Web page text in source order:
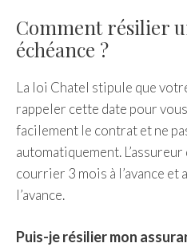
Comment résilier
échéance ?
La loi Chatel stipule que
rappeler cette date pour
facilement le contrat et ne
automatiquement.
courrier 3 mois à l’avance et
l’avance.
Puis-je résilier mon